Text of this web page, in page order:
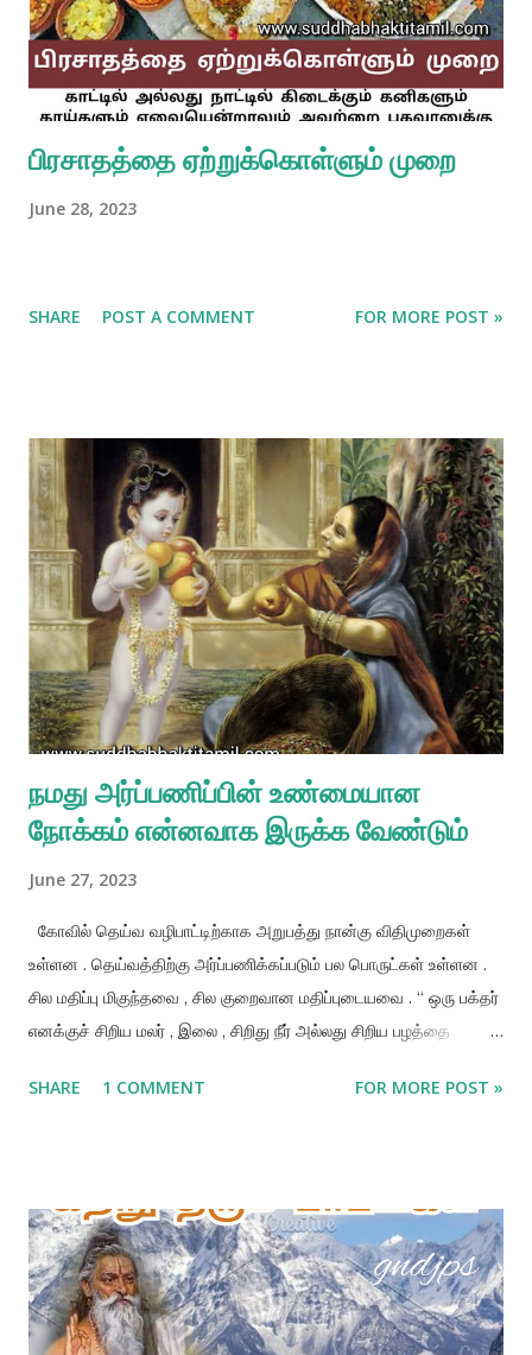
பிரசாதத்தை ஏற்றுக்கொள்ளும் முறை
June 28, 2023
SHARE POST A COMMENT FOR MORE POST »
நமது அர்ப்பணிப்பின் உண்மையான
நோக்கம் என்னவாக இருக்க வேண்டும்
June 27, 2023
கோவில் தெய்வ வழிபாட்டிற்காக அறுபத்து நான்கு விதிமுறைகள்
உள்ளன . தெய்வத்திற்கு அர்ப்பணிக்கப்படும் பல பொருட்கள் உள்ளன .
சில மதிப்பு மிகுந்தவை , சில குறைவான மதிப்புடையவை . “ ஒரு பக்தர்
எனக்குச் சிறிய மலர் , இலை , சிறிது நீர் அல்லது சிறிய பழத்தை
கீதையில் கூறப்பட்டுள்ளது . உண்மையான நோக்கம் என்னவென்றால்
பலவித உணவுப் பொட்கள் , பழங்கள் , மற்றும் மலர்களை உண்மையான
பக்தியின்றி அளிப்பாரானால் அது பகவானால் ஏற்றுக்கொள்ளப்பட
மாட்டாது . நாம் பரம புருஷ பகவானுக்கு இலஞ்சம் கொடுக்க முடியாது .
அவர் மிகவும் சிறந்தவராதலால் , நமது இலஞ்சத்திற்கு மதிப்பில்லை ,
SHARE 1 COMMENT FOR MORE POST »